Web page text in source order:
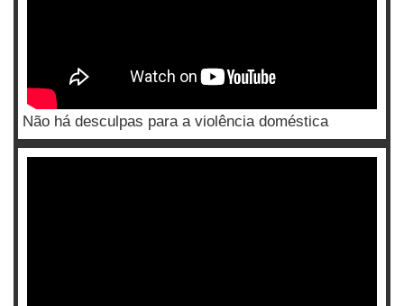
Não há desculpas para a violência doméstica